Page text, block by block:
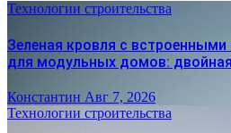
Технологии строительства
Зеленая кровля с
для модульных домов:
Константин Авг 7, 2026
Технологии строительства